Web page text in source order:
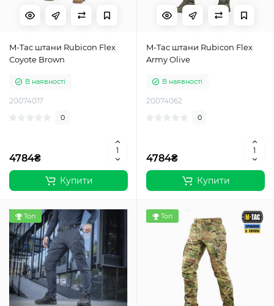
M-Tac штани Rubicon Flex
Coyote Brown
В наявності
20074017
0
4784₴
Купити
M-Tac штани Rubicon Flex
Army Olive
В наявності
20074062
0
4784₴
Купити
Топ Топ